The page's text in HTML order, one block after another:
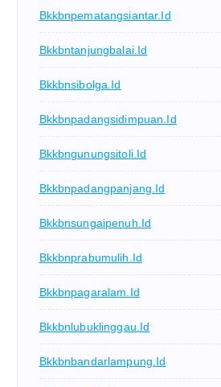
Bkkbnpematangsiantar.id
Bkkbntanjungbalai.id
Bkkbnsibolga.id
Bkkbnpadangsidimpuan.id
Bkkbngunungsitoli.id
Bkkbnpadangpanjang.id
Bkkbnsungaipenuh.id
Bkkbnprabumulih.id
Bkkbnpagaralam.id
Bkkbnlubuklinggau.id
Bkkbnbandarlampung.id